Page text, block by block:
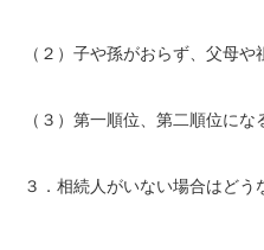
（２）子や孫がおらず、父母
（３）第一順位、第二順位に
３．相続人がいない場合はどう